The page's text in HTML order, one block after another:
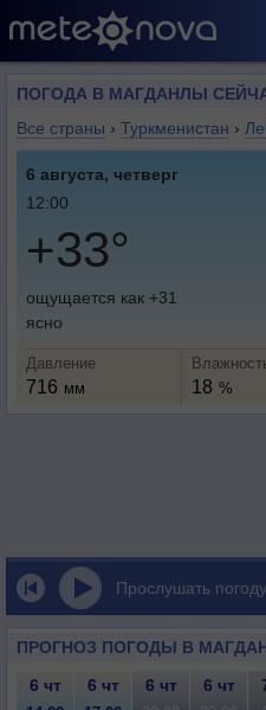
ПОГОДА В МАГДАНЛЫ
Все страны › Туркменистан ›
6 августа, четверг
12:00
+33°
ощущается как +31
ясно
Давление
716 мм 18 %
Прослушать
ПРОГНОЗ ПОГОДЫ В
6 чт 6 чт 6 чт 6 чт